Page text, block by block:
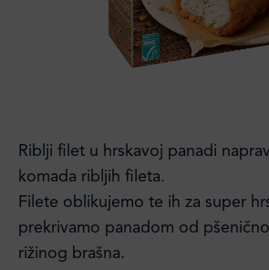
Riblji filet u hrskavoj panadi
komada ribljih fileta.
Filete oblikujemo te ih za super
prekrivamo panadom od
rižinog brašna.